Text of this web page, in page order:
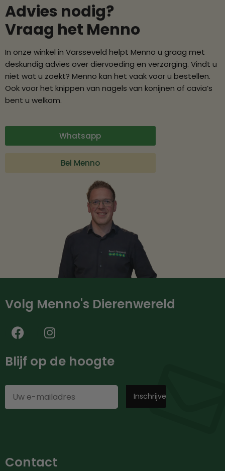
Advies nodig?
Vraag het Menno
In onze winkel in Varsseveld helpt Menno u graag met
deskundig advies over diervoeding en verzorging. Vindt u
niet wat u zoekt? Menno kan het vaak voor u bestellen.
Ook voor het knippen van nagels van konijnen of cavia’s
bent u welkom.
Whatsapp
Bel Menno
Volg Menno's Dierenwereld
Blijf op de hoogte
Contact